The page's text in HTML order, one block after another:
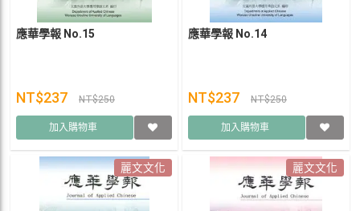
應華學報 No.15
NT$237 NT$250
加入購物車
應華學報 No.14
NT$237 NT$250
加入購物車
麗文文化 麗文文化